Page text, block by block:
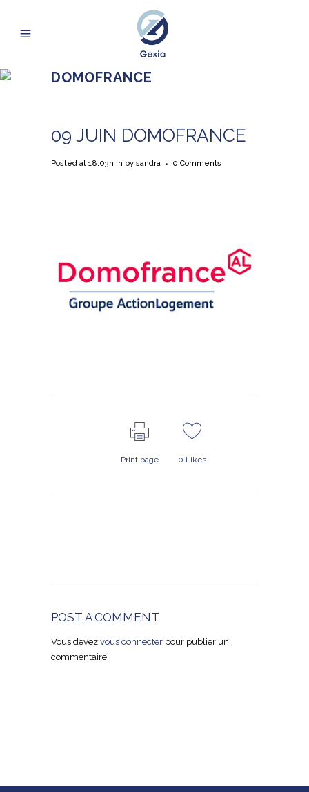
DOMOFRANCE
09 JUIN DOMOFRANCE
Posted at 18:03h in by sandra 0 Comments
Print page 0 Likes
POST A COMMENT
Vous devez vous connecter pour publier un
commentaire.